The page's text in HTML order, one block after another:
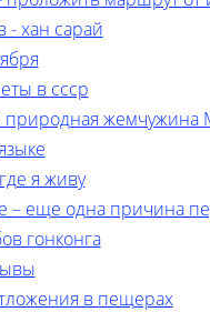
- хан сарай
в ссср
жемчужина
я живу
– еще одна причина
гонконга
в пещерах